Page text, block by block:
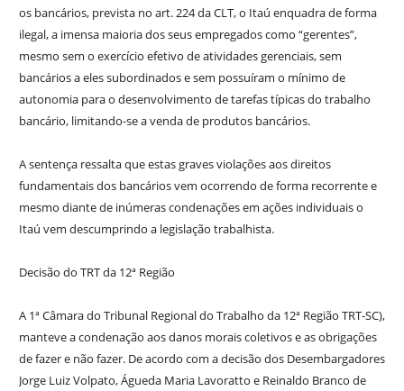
os bancários, prevista no art. 224 da CLT, o Itaú enquadra de forma
ilegal, a imensa maioria dos seus empregados como “gerentes”,
mesmo sem o exercício efetivo de atividades gerenciais, sem
bancários a eles subordinados e sem possuíram o mínimo de
autonomia para o desenvolvimento de tarefas típicas do trabalho
bancário, limitando-se a venda de produtos bancários.
A sentença ressalta que estas graves violações aos direitos
fundamentais dos bancários vem ocorrendo de forma recorrente e
mesmo diante de inúmeras condenações em ações individuais o
Itaú vem descumprindo a legislação trabalhista.
Decisão do TRT da 12ª Região
A 1ª Câmara do Tribunal Regional do Trabalho da 12ª Região TRT-SC),
manteve a condenação aos danos morais coletivos e as obrigações
de fazer e não fazer. De acordo com a decisão dos Desembargadores
Jorge Luiz Volpato, Águeda Maria Lavoratto e Reinaldo Branco de